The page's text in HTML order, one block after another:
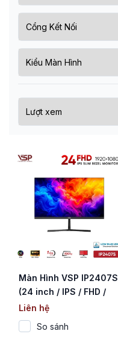
Màn Hình VSP IP2407S
(24 inch / IPS / FHD /
100Hz / 1ms)
Liên hệ
So sánh